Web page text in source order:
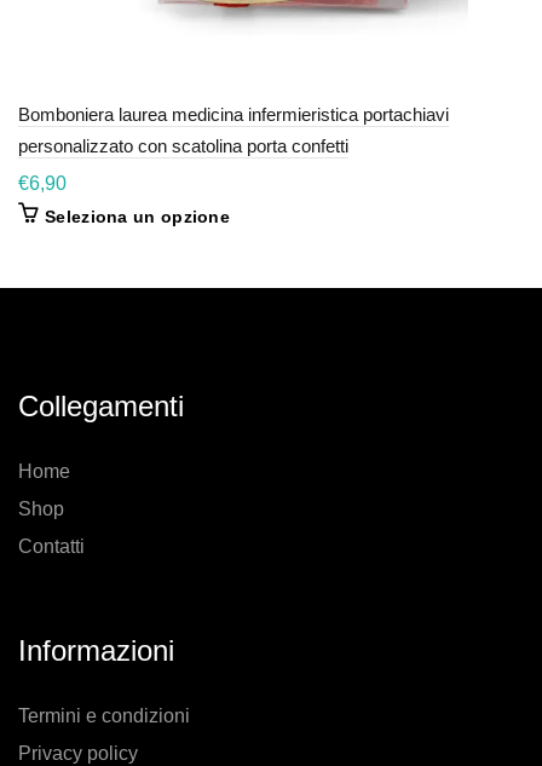
Bomboniera laurea medicina infermieristica portachiavi
personalizzato con scatolina porta confetti
€6,90
Seleziona un opzione
Collegamenti
Home
Shop
Contatti
Informazioni
Termini e condizioni
Privacy policy